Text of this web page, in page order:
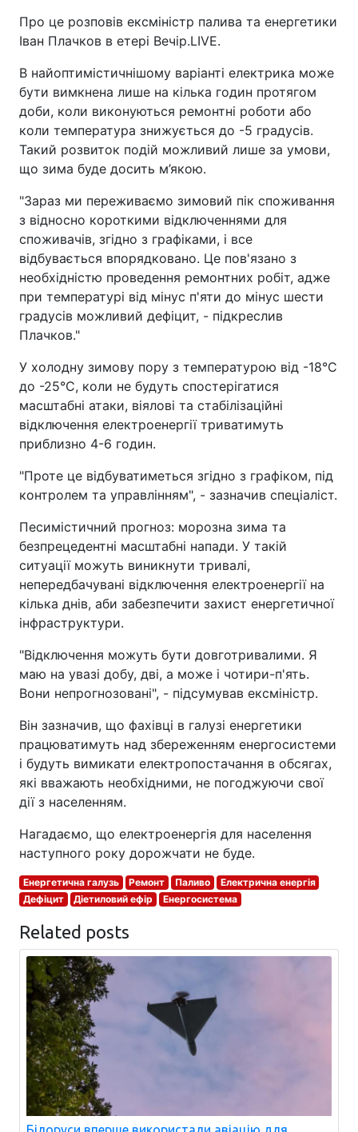
Про це розповів ексміністр палива та енергетики
Іван Плачков в етері Вечір.LIVE.
В найоптимістичнішому варіанті електрика може
бути вимкнена лише на кілька годин протягом
доби, коли виконуються ремонтні роботи або
коли температура знижується до -5 градусів.
Такий розвиток подій можливий лише за умови,
що зима буде досить м’якою.
"Зараз ми переживаємо зимовий пік споживання
з відносно короткими відключеннями для
споживачів, згідно з графіками, і все
відбувається впорядковано. Це пов'язано з
необхідністю проведення ремонтних робіт, адже
при температурі від мінус п'яти до мінус шести
градусів можливий дефіцит, - підкреслив
Плачков."
У холодну зимову пору з температурою від -18°C
до -25°C, коли не будуть спостерігатися
масштабні атаки, віялові та стабілізаційні
відключення електроенергії триватимуть
приблизно 4-6 годин.
"Проте це відбуватиметься згідно з графіком, під
контролем та управлінням", - зазначив спеціаліст.
Песимістичний прогноз: морозна зима та
безпрецедентні масштабні напади. У такій
ситуації можуть виникнути тривалі,
непередбачувані відключення електроенергії на
кілька днів, аби забезпечити захист енергетичної
інфраструктури.
"Відключення можуть бути довготривалими. Я
маю на увазі добу, дві, а може і чотири-п'ять.
Вони непрогнозовані", - підсумував ексміністр.
Він зазначив, що фахівці в галузі енергетики
працюватимуть над збереженням енергосистеми
і будуть вимикати електропостачання в обсягах,
які вважають необхідними, не погоджуючи свої
дії з населенням.
Нагадаємо, що електроенергія для населення
наступного року дорожчати не буде.
Енергетична галузь Ремонт Паливо
Електрична енергія
Дефіцит
Діетиловий ефір Енергосистема
Related posts